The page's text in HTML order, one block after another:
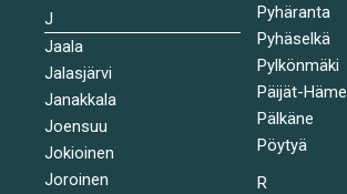
J
Jaala
Jalasjärvi
Janakkala
Joensuu
Jokioinen
Joroinen
Pyhäranta
Pyhäselkä
Pylkönmäki
Päijät-Häme
Pälkäne
Pöytyä
R